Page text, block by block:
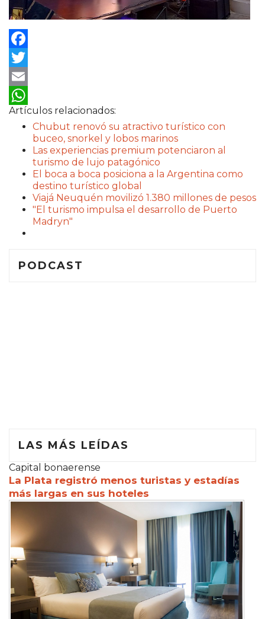
Facebook
Twitter
Email
WhatsApp
Artículos relacionados:
Chubut renovó su atractivo turístico con
buceo, snorkel y lobos marinos
Las experiencias premium potenciaron al
turismo de lujo patagónico
El boca a boca posiciona a la Argentina como
destino turístico global
Viajá Neuquén movilizó 1.380 millones de pesos
"El turismo impulsa el desarrollo de Puerto
Madryn"
PODCAST
LAS MÁS LEÍDAS
Capital bonaerense
La Plata registró menos turistas y estadías
más largas en sus hoteles